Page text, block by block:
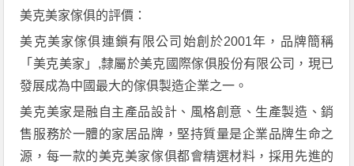
美克美家傢俱的評價：
美克美家傢俱連鎖有限公司始創於2001年，品牌簡稱
「美克美家」,隸屬於美克國際傢俱股份有限公司，現已
發展成為中國最大的傢俱製造企業之一。
美克美家是融自主產品設計、風格創意、生產製造、銷
售服務於一體的家居品牌，堅持質量是企業品牌生命之
源，每一款的美克美家傢俱都會精選材料，採用先進的